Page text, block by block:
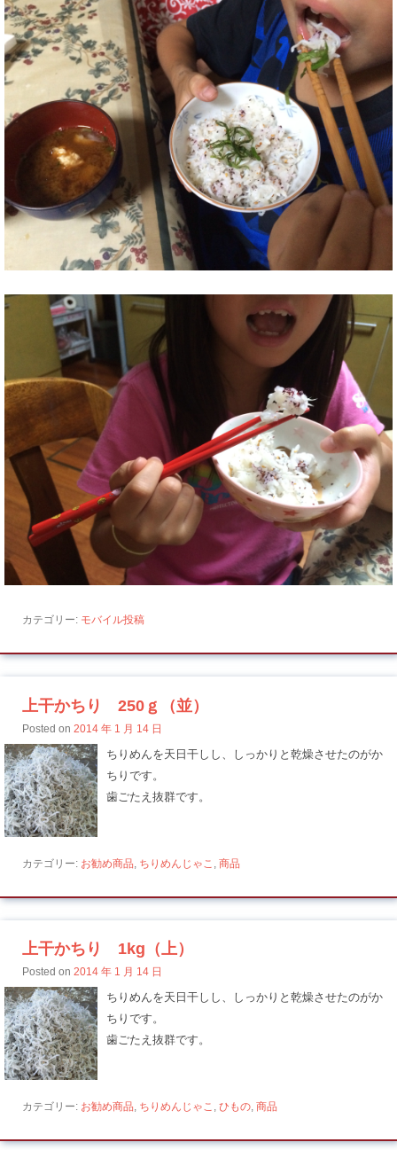
カテゴリー: モバイル投稿
上干かちり 250ｇ（並）
Posted on 2014 年 1 月 14 日
ちりめんを天日干しし、しっかりと乾燥させたのがか
ちりです。
歯ごたえ抜群です。
カテゴリー: お勧め商品 ちりめんじゃこ 商品
上干かちり 1kg（上）
Posted on 2014 年 1 月 14 日
ちりめんを天日干しし、しっかりと乾燥させたのがか
ちりです。
歯ごたえ抜群です。
カテゴリー: お勧め商品 ちりめんじゃこ ひもの 商品